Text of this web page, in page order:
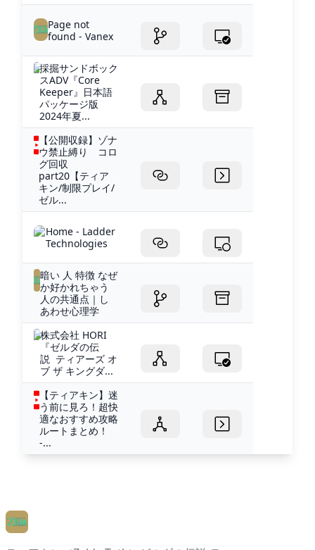
Page not
found - Vanex
採掘サンドボック
スADV『Core
Keeper』日本語
パッケージ版
2024年夏...
【公開収録】ゾナ
ウ禁止縛り コロ
グ回収
part20【ティア
キン/制限プレイ/
ゼル...
Home - Ladder
Technologies
暗い 人 特徴 なぜ
か好かれちゃう
人の共通点｜し
あわせ心理学
株式会社 HORI
『ゼルダの伝
説 ティアーズ オ
ブ ザ キングダ...
【ティアキン】迷
う前に見ろ！超快
適なおすすめ攻略
ルートまとめ！
-...